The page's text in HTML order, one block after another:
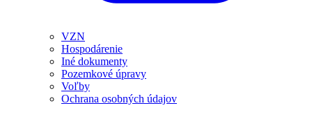
VZN
Hospodárenie
Iné dokumenty
Pozemkové úpravy
Voľby
Ochrana osobných údajov